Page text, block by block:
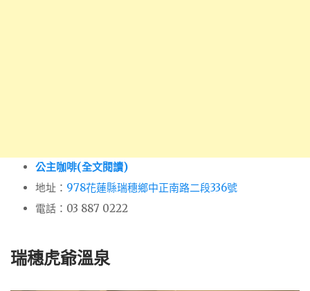
公主咖啡(全文閱讀)
地址： 978花蓮縣瑞穗鄉中正南路二段336號
電話：03 887 0222
瑞穗虎爺溫泉